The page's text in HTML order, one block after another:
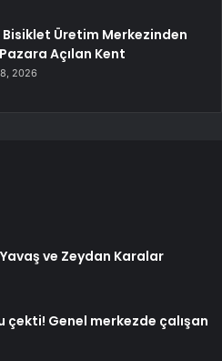
Üretim Merkezinden
Açılan Kent
2026
ve Zeydan Karalar
çekti! Genel merkezde çalışan